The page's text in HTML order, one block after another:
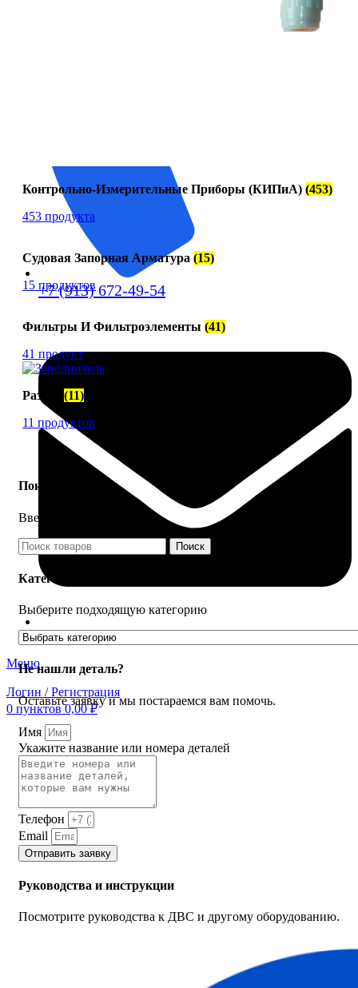
+7 (913) 672-49-54
FTS-omsk@mail.ru
Меню
Логин / Регистрация
0 пунктов 0,00₽
Контрольно-Измерительные Приборы (КИПиА) (453)
453 продукта
Судовая Запорная Арматура (15)
15 продуктов
Фильтры И Фильтроэлементы (41)
41 продукт
Разное (11)
11 продуктов
Поиск товаров
Введите название детали
Поиск
Категории товаров
Выберите подходящую категорию
Не нашли деталь?
Оставьте заявку и мы постараемся вам помочь.
Имя
Укажите название или номера деталей
Телефон
Email
Отправить заявку
Руководства и инструкции
Посмотрите руководства к ДВС и другому оборудованию.